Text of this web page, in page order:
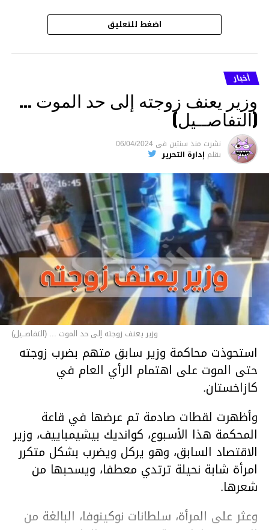
اضغط للتعليق
أخبار
وزير يعنف زوجته إلى حد الموت …
(التفاصــيل)
نشرت منذ سنتين فى 06/04/2024
بقلم إدارة التحرير
وزير يعنف زوجته إلى حد الموت ... (التفاصــيل)
استحوذت محاكمة وزير سابق متهم بضرب زوجته
حتى الموت على اهتمام الرأي العام في
كازاخستان.
وأظهرت لقطات صادمة تم عرضها في قاعة
المحكمة هذا الأسبوع، كوانديك بيشيمباييف، وزير
الاقتصاد السابق، وهو يركل ويضرب بشكل متكرر
امرأة شابة نحيلة ترتدي معطفا، ويسحبها من
شعرها.
وعثر على المرأة، سلطانات نوكينوفا، البالغة من